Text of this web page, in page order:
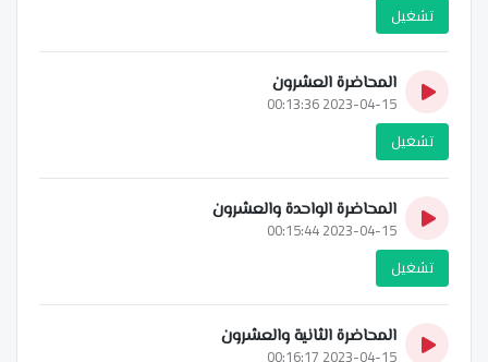
تشغيل
المحاضرة العشرون
2023-04-15 00:13:36
تشغيل
المحاضرة الواحدة والعشرون
2023-04-15 00:15:44
تشغيل
المحاضرة الثانية والعشرون
2023-04-15 00:16:17